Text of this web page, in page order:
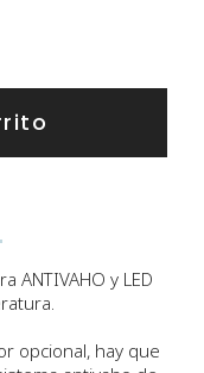
ANTIVAHO y LED
opcional, hay que